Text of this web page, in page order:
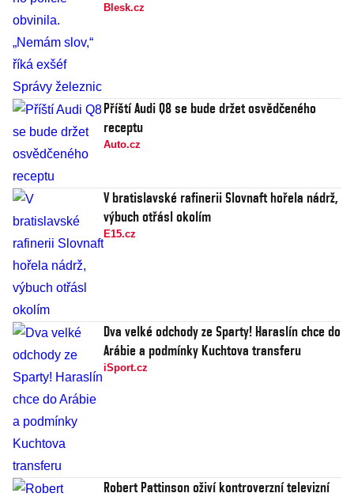
Blesk.cz
Příští Audi Q8 se bude držet osvědčeného
receptu
Auto.cz
V bratislavské rafinerii Slovnaft hořela nádrž,
výbuch otřásl okolím
E15.cz
Dva velké odchody ze Sparty! Haraslín chce do
Arábie a podmínky Kuchtova transferu
iSport.cz
Robert Pattinson oživí kontroverzní televizní